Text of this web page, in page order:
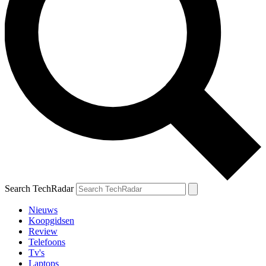
Search TechRadar
Nieuws
Koopgidsen
Review
Telefoons
Tv's
Laptops